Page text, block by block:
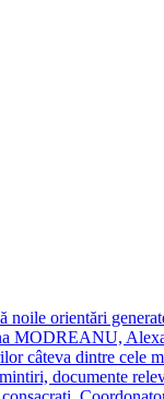
noile orientări
MODREANU,
câteva dintre
documente